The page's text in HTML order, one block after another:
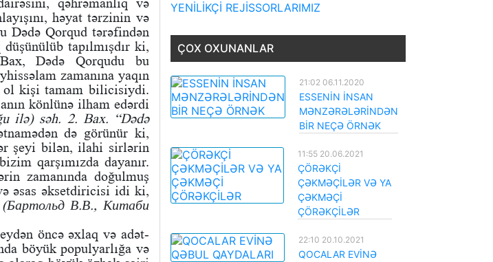
həyat tərzinin və
Dədə Qorqud tərəfindən
tapılmışdır ki,
Dədə Qorqudu bu
zamanına yaqın
ol kişi tamam bilicisiydi.
könlünə ilham edərdi
ilə) səh. 2. Bax. “Dədə
də görünür ki,
şeyi bilən, ilahi sirlərin
qarşımızda dayanır.
zamanında doğulmuş
əsas əksetdiricisi idi ki,
(Бартольд В.В., Китаби
öncə əxlaq və adət-
böyük populyarlığa və
YENİLİKÇİ REJİSSORLARIMIZ
ÇOX OXUNANLAR
21:02 06.11.2020
ESSENİN İNSAN
MƏNZƏRƏLƏRİNDƏN
BİR NEÇƏ ÖRNƏK
11:55 20.06.2021
ÇÖRƏKÇİ
ÇƏKMƏÇİLƏR VƏ YA
ÇƏKMƏÇİ
ÇÖRƏKÇİLƏR
22:10 20.10.2021
QOCALAR EVİNƏ